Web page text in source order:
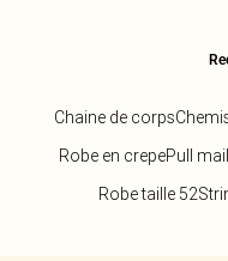
Chaine de corps
Robe en crepePull
Robe taille 52